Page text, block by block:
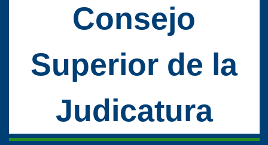
Consejo
Superior de la
Judicatura